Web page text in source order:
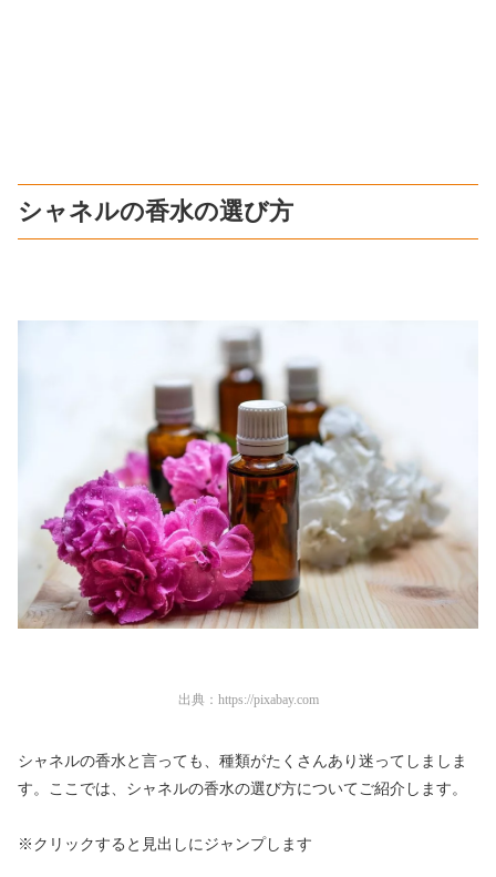
シャネルの香水の選び方
出典： https://pixabay.com
シャネルの香水と言っても、種類がたくさんあり迷ってしましま
す。ここでは、シャネルの香水の選び方についてご紹介します。
※クリックすると見出しにジャンプします